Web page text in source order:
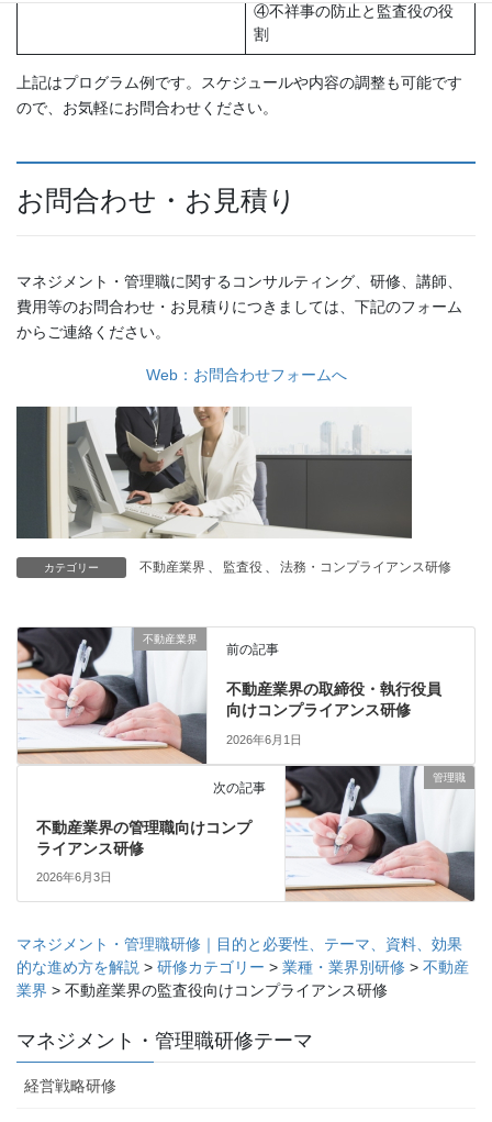
④不祥事の防止と監査役の役
割
上記はプログラム例です。スケジュールや内容の調整も可能です
ので、お気軽にお問合わせください。
お問合わせ・お見積り
マネジメント・管理職に関するコンサルティング、研修、講師、
費用等のお問合わせ・お見積りにつきましては、下記のフォーム
からご連絡ください。
Web：お問合わせフォームへ
カテゴリー 不動産業界 、 監査役 、 法務・コンプライアンス研修
不動産業界
前の記事
不動産業界の取締役・執行役員
向けコンプライアンス研修
2026年6月1日
管理職
次の記事
不動産業界の管理職向けコンプ
ライアンス研修
2026年6月3日
マネジメント・管理職研修｜目的と必要性、テーマ、資料、効果
的な進め方を解説 > 研修カテゴリー > 業種・業界別研修 > 不動産
業界 > 不動産業界の監査役向けコンプライアンス研修
マネジメント・管理職研修テーマ
経営戦略研修